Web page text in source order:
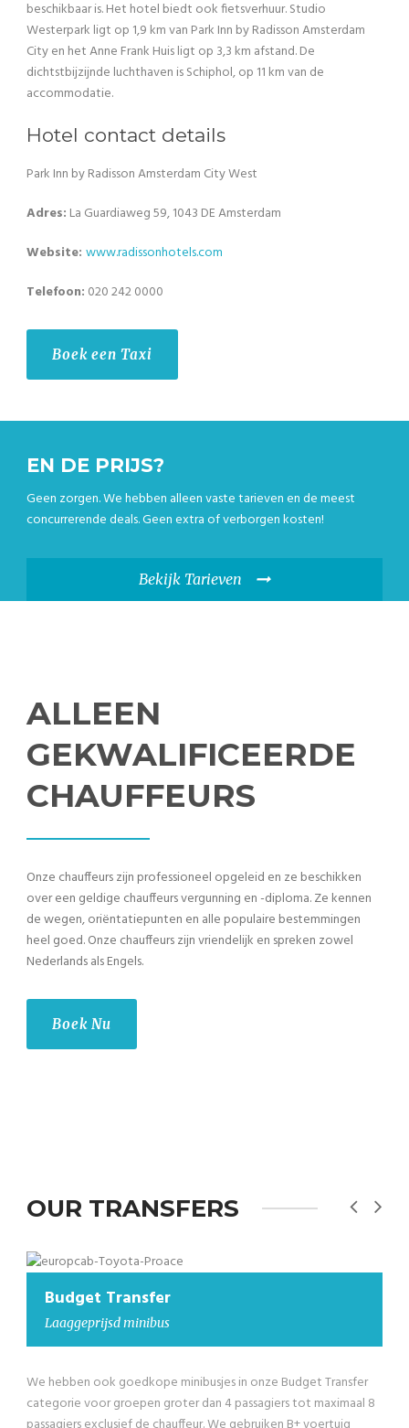
beschikbaar is. Het hotel biedt ook fietsverhuur. Studio
Westerpark ligt op 1,9 km van Park Inn by Radisson Amsterdam
City en het Anne Frank Huis ligt op 3,3 km afstand. De
dichtstbijzijnde luchthaven is Schiphol, op 11 km van de
accommodatie.
Hotel contact details
Park Inn by Radisson Amsterdam City West
Adres: La Guardiaweg 59, 1043 DE Amsterdam
Website: www.radissonhotels.com
Telefoon: 020 242 0000
Boek een Taxi
EN DE PRIJS?
Geen zorgen. We hebben alleen vaste tarieven en de meest
concurrerende deals. Geen extra of verborgen kosten!
Bekijk Tarieven
ALLEEN
GEKWALIFICEERDE
CHAUFFEURS
Onze chauffeurs zijn professioneel opgeleid en ze beschikken
over een geldige chauffeurs vergunning en -diploma. Ze kennen
de wegen, oriëntatiepunten en alle populaire bestemmingen
heel goed. Onze chauffeurs zijn vriendelijk en spreken zowel
Nederlands als Engels.
Boek Nu
OUR TRANSFERS
Budget Transfer
Laaggeprijsd minibus
We hebben ook goedkope minibusjes in onze Budget Transfer
categorie voor groepen groter dan 4 passagiers tot maximaal 8